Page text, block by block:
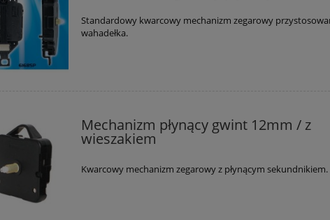
Standardowy kwarcowy mechanizm zegarowy
wahadełka.
Mechanizm płynący gwint 12mm / z
wieszakiem
Kwarcowy mechanizm zegarowy z płynącym sekundnikiem.